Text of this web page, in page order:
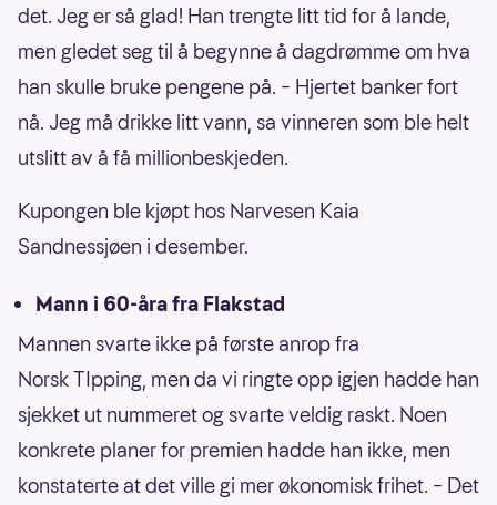
det. Jeg er så glad! Han trengte litt tid for å lande,
men gledet seg til å begynne å dagdrømme om hva
han skulle bruke pengene på. – Hjertet banker fort
nå. Jeg må drikke litt vann, sa vinneren som ble helt
utslitt av å få millionbeskjeden.
Kupongen ble kjøpt hos Narvesen Kaia
Sandnessjøen i desember.
Mann i 60-åra fra Flakstad
Mannen svarte ikke på første anrop fra
Norsk TIpping, men da vi ringte opp igjen hadde han
sjekket ut nummeret og svarte veldig raskt. Noen
konkrete planer for premien hadde han ikke, men
konstaterte at det ville gi mer økonomisk frihet. – Det